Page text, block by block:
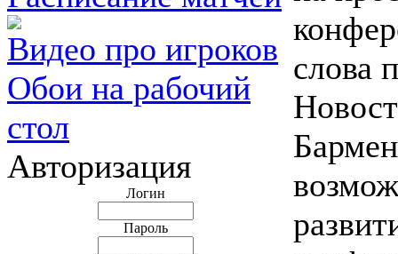
Видео про игроков
Обои на рабочий
стол
Авторизация
Логин
Пароль
слова